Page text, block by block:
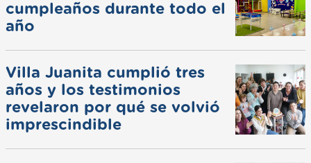
cumpleaños durante todo el
año
Villa Juanita cumplió tres
años y los testimonios
revelaron por qué se volvió
imprescindible